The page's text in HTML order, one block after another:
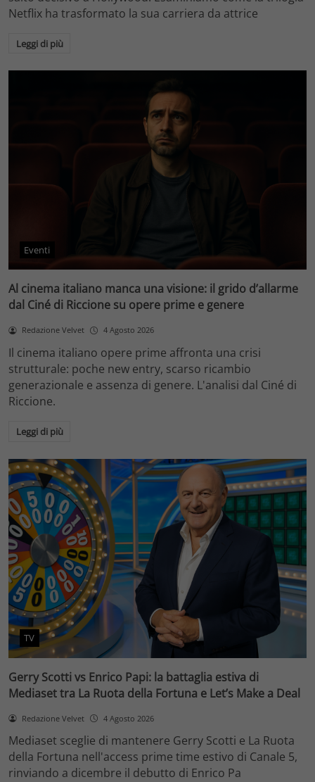
Netflix ha trasformato la sua carriera da attrice
Leggi di più
Eventi
Al cinema italiano manca una visione: il grido d’allarme
dal Ciné di Riccione su opere prime e genere
Redazione Velvet 4 Agosto 2026
Il cinema italiano opere prime affronta una crisi
strutturale: poche new entry, scarso ricambio
generazionale e assenza di genere. L'analisi dal Ciné di
Riccione.
Leggi di più
TV
Gerry Scotti vs Enrico Papi: la battaglia estiva di
Mediaset tra La Ruota della Fortuna e Let’s Make a Deal
Redazione Velvet 4 Agosto 2026
Mediaset sceglie di mantenere Gerry Scotti e La Ruota
della Fortuna nell'access prime time estivo di Canale 5,
rinviando a dicembre il debutto di Enrico Pa